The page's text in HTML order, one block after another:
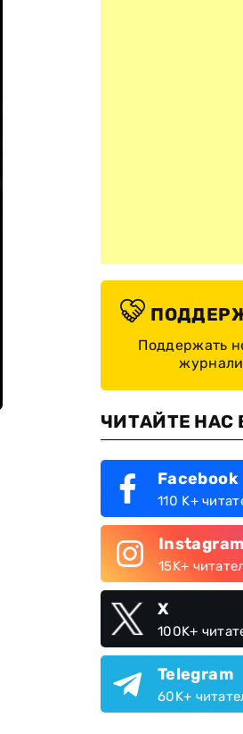
Поддержать
ЧИТАЙТЕ НАС
Facebook
110 K+
Instagram
15K+
X
100K+
Telegram
60K+